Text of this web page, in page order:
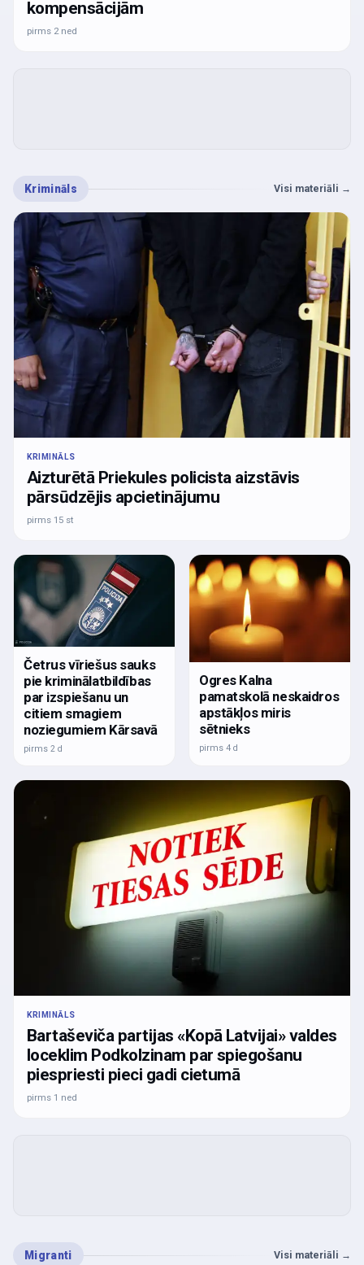
kompensācijām
pirms 2 ned
Krimināls Visi materiāli →
KRIMINĀLS
Aizturētā Priekules policista aizstāvis
pārsūdzējis apcietinājumu
pirms 15 st
Četrus vīriešus sauks
pie kriminālatbildības
par izspiešanu un
citiem smagiem
noziegumiem Kārsavā
pirms 2 d
Ogres Kalna
pamatskolā neskaidros
apstākļos miris
sētnieks
pirms 4 d
KRIMINĀLS
Bartaševiča partijas «Kopā Latvijai» valdes
loceklim Podkolzinam par spiegošanu
piespriesti pieci gadi cietumā
pirms 1 ned
Migranti Visi materiāli →